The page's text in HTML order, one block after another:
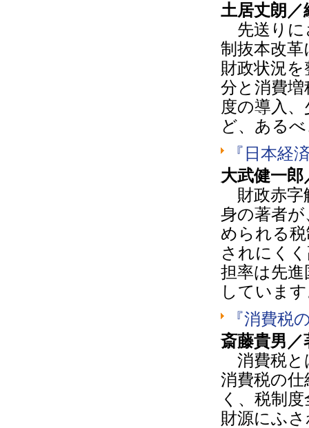
土居丈朗
先送りに
制抜本改
財政状況
分と消費
度の導入
ど、ある
『日本経
大武健一
財政赤字
身の著者
められる
されにく
担率は先
していま
『消費税
斎藤貴男
消費税と
消費税の
く、税制
財源にふ